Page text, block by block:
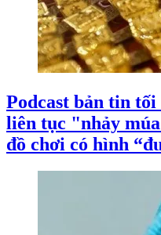
Podcast bản tin
liên tục "nhảy
đồ chơi có hình